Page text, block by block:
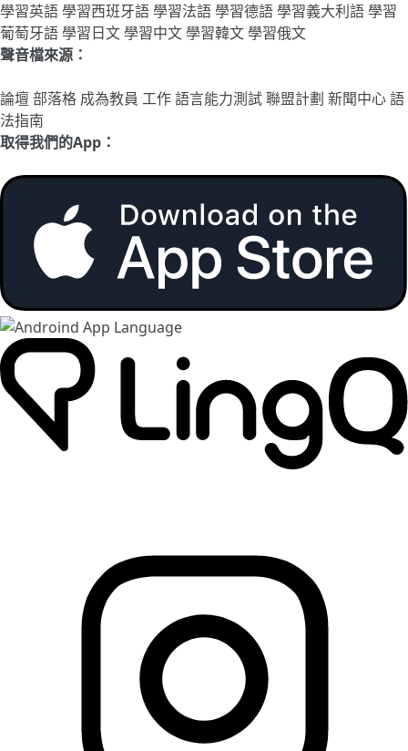
學習英語學習西班牙語學習法語學習德語學習義大利語學習
葡萄牙語學習日文學習中文學習韓文學習俄文
聲音檔來源：
論壇部落格 成為教員 工作語言能力測試聯盟計劃 新聞中心語
法指南
取得我們的App：